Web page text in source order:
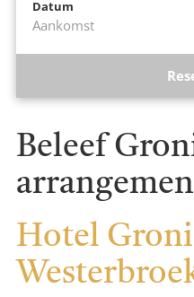
Datum
Aankomst
Beleef
Hotel